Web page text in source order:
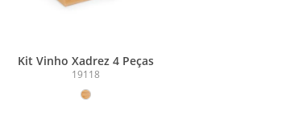
Kit Vinho Xadrez 4 Peças
19118